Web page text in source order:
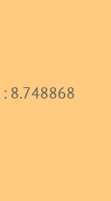
8.748868